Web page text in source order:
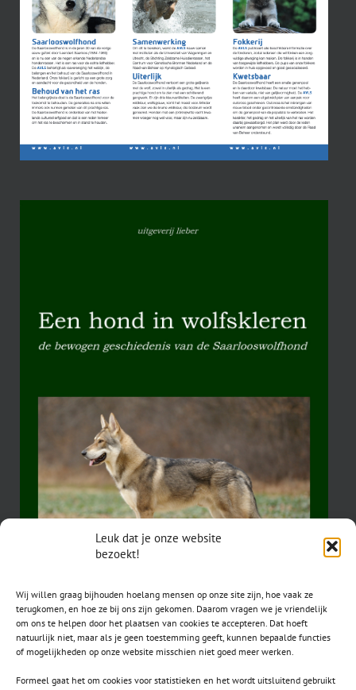
Leuk dat je onze website
bezoekt!
Wij willen graag bijhouden hoelang mensen op onze site zijn, hoe vaak ze
terugkomen, en hoe ze bij ons zijn gekomen. Daarom vragen we je vriendelijk
om ons te helpen door het plaatsen van cookies te accepteren. Dat hoeft
natuurlijk niet, maar als je geen toestemming geeft, kunnen bepaalde functies
of mogelijkheden op onze website misschien niet goed meer werken.
Formeel gaat het om cookies voor statistieken en het wordt uitsluitend gebruikt